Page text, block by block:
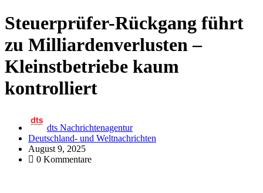
Steuerprüfer-Rückgang führt
zu Milliardenverlusten –
Kleinstbetriebe kaum
kontrolliert
dts Nachrichtenagentur
Deutschland- und Weltnachrichten
August 9, 2025
0 Kommentare